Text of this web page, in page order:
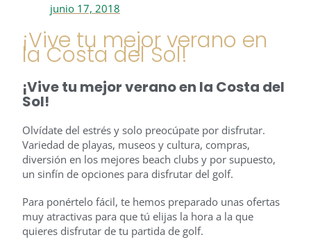
junio 17, 2018
¡Vive tu mejor verano en
la Costa del Sol!
¡Vive tu mejor verano en la Costa del
Sol!
Olvídate del estrés y solo preocúpate por disfrutar.
Variedad de playas, museos y cultura, compras,
diversión en los mejores beach clubs y por supuesto,
un sinfín de opciones para disfrutar del golf.
Para ponértelo fácil, te hemos preparado unas ofertas
muy atractivas para que tú elijas la hora a la que
quieres disfrutar de tu partida de golf.